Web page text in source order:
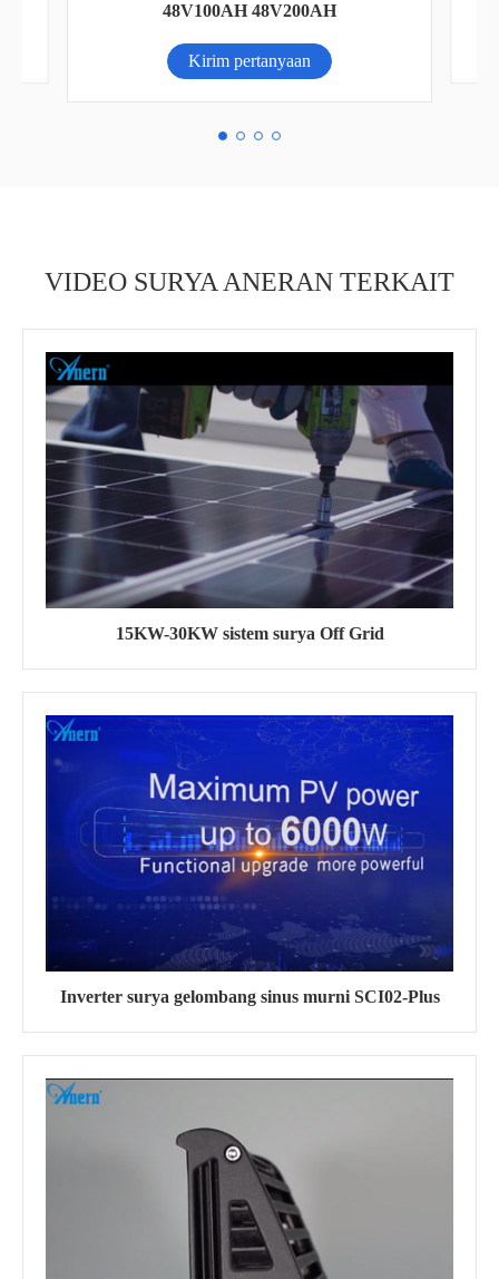
(25,6v20 0AH//)
Kirim pertanyaan
VIDEO SURYA ANERAN TERKAIT
15KW-30KW sistem surya Off Grid
Inverter surya gelombang sinus murni SCI02-Plus